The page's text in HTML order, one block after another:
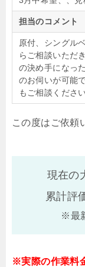
担当のコメント
原付、シングル
らご相談いただ
の決め手になっ
のお伺いが可能
もご相談ください
この度はご依頼
現在の
累計評
※最
※実際の作業料